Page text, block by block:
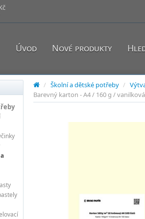
Úvod Nové produkty
/ Školní a dětské potřeby /
Barevný karton - A4 / 160 g / vanilková